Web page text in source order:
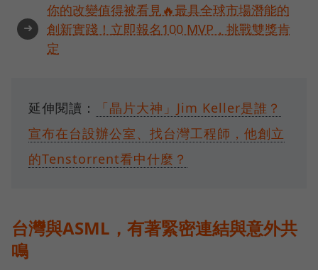
➜
你的改變值得被看見🔥最具全球市場潛能的
創新實踐！立即報名100 MVP，挑戰雙獎肯
定
延伸閱讀：
「晶片大神」Jim Keller是誰？
宣布在台設辦公室、找台灣工程師，他創立
的Tenstorrent看中什麼？
台灣與ASML，有著緊密連結與意外共
鳴